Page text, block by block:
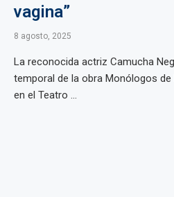
vagina”
8 agosto, 2025
La reconocida actriz Camucha
temporal de la obra Monólogos de
en el Teatro ...